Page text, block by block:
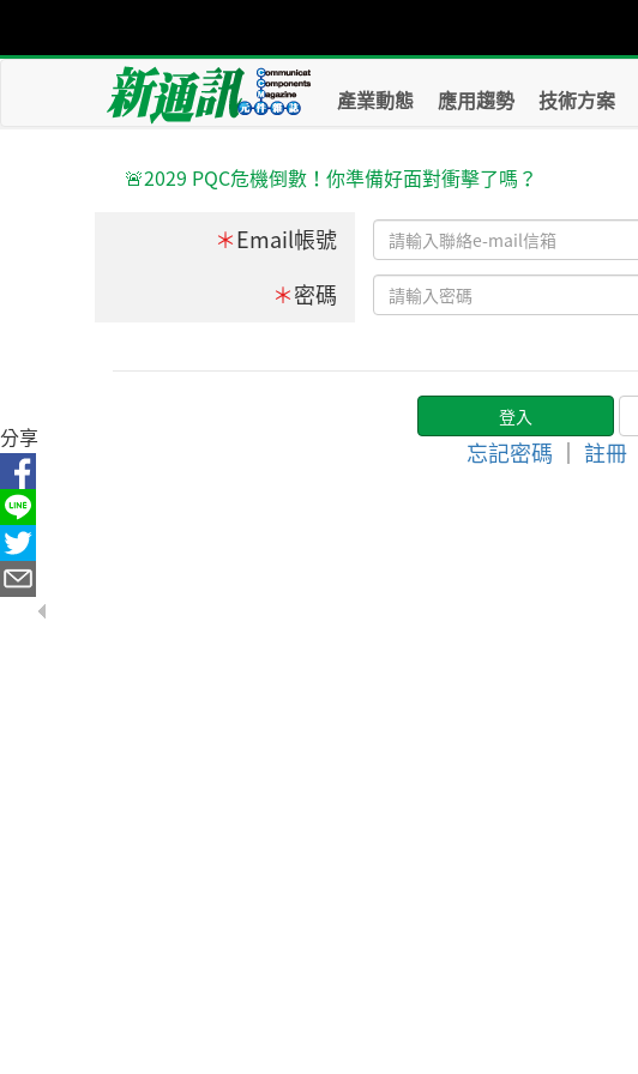
產業動態 應用趨勢 技術方案
🚨2029 PQC危機倒數！你準備好面對衝擊了嗎？
＊Email帳號
＊密碼
忘記密碼 ｜ 註冊
分享